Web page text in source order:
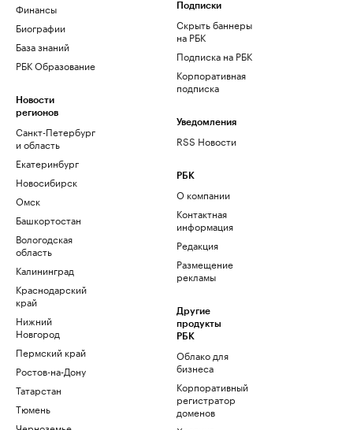
Финансы
Биографии
База знаний
РБК Образование
Новости
регионов
Санкт-Петербург
и область
Екатеринбург
Новосибирск
Омск
Башкортостан
Вологодская
область
Калининград
Краснодарский
край
Нижний
Новгород
Пермский край
Ростов-на-Дону
Татарстан
Тюмень
Подписки
Скрыть баннеры
на РБК
Подписка на РБК
Корпоративная
подписка
Уведомления
RSS Новости
РБК
О компании
Контактная
информация
Редакция
Размещение
рекламы
Другие
продукты
РБК
Облако для
бизнеса
Корпоративный
регистратор
доменов